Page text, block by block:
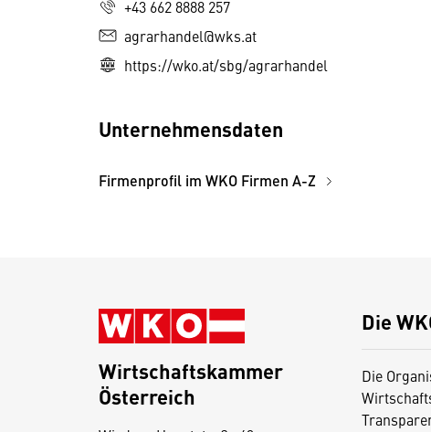
+43 662 8888 257
agrarhandel@wks.at
https://wko.at/sbg/agrarhandel
Unternehmensdaten
Firmenprofil im WKO Firmen A-Z
Die
Die
Wirtschaftskammer
Österreich